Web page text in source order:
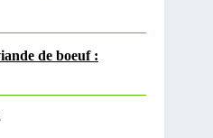
de boeuf :